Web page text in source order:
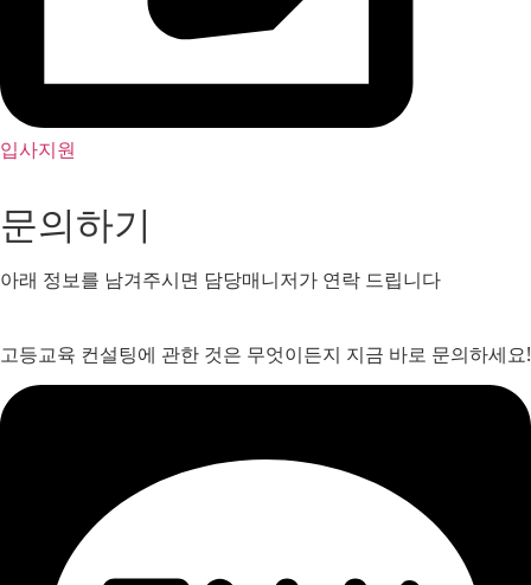
입사지원
문의하기
아래 정보를 남겨주시면 담당매니저가 연락 드립니다
고등교육 컨설팅에 관한 것은 무엇이든지 지금 바로 문의하세요!